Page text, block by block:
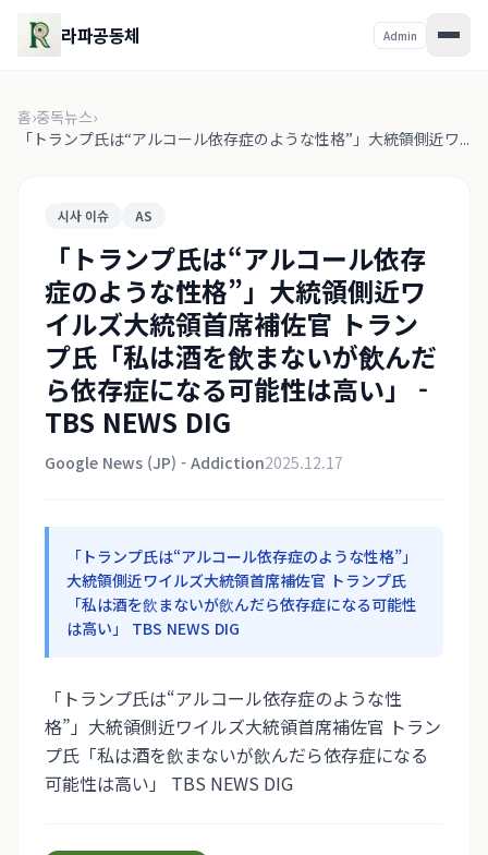
라파공동체 Admin
홈›중독뉴스›
「トランプ氏は“アルコール依存症のような性格”」大統領側近ワ...
시사 이슈 AS
「トランプ氏は“アルコール依存
症のような性格”」大統領側近ワ
イルズ大統領首席補佐官 トラン
プ氏「私は酒を飲まないが飲んだ
ら依存症になる可能性は高い」 -
TBS NEWS DIG
Google News (JP) - Addiction2025.12.17
「トランプ氏は“アルコール依存症のような性格”」
大統領側近ワイルズ大統領首席補佐官 トランプ氏
「私は酒を飲まないが飲んだら依存症になる可能性
は高い」 TBS NEWS DIG
「トランプ氏は“アルコール依存症のような性
格”」大統領側近ワイルズ大統領首席補佐官 トラン
プ氏「私は酒を飲まないが飲んだら依存症になる
可能性は高い」 TBS NEWS DIG